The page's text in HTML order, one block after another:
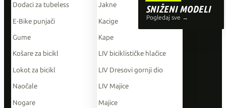
SNIŽENI MODELI
Pogledaj sve →
Dodaci za tubeless
E-Bike punjači
Gume
Košare za bicikl
Lokot za bicikl
Naočale
Nogare
Jakne
Kacige
Kape
LIV biciklističke hlačice
LIV Dresovi gornji dio
LIV Majice
Majice